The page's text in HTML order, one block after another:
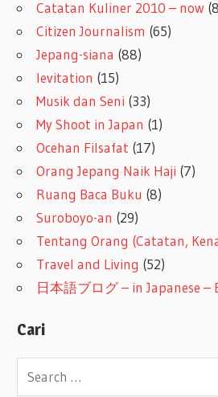
Catatan Kuliner 2010 – now
Citizen Journalism (65)
Jepang-siana (88)
levitation (15)
Musik dan Seni (33)
My Shoot in Japan (1)
Ocehan Filsafat (17)
Orang Jepang Naik Haji (7)
Ruang Baca Buku (8)
Suroboyo-an (29)
Tentang Orang (Catatan,
Travel and Living (52)
日本語ブログ – in Japanese –
Cari